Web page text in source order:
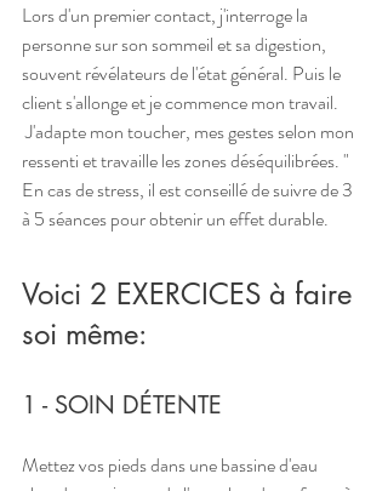
Lors d'un premier contact, j'interroge la
personne sur son sommeil et sa digestion,
souvent révélateurs de l'état général. Puis le
client s'allonge et je commence mon travail.
J'adapte mon toucher, mes gestes selon mon
ressenti et travaille les zones déséquilibrées. "
En cas de stress, il est conseillé de suivre de 3
à 5 séances pour obtenir un effet durable.
Voici 2 EXERCICES à faire
soi même:
1 - SOIN DÉTENTE
Mettez vos pieds dans une bassine d'eau